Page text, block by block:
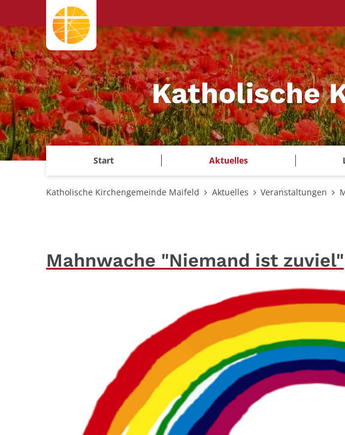
Zum Inhalt springen
Katholische
Start Aktuelles
Katholische Kirchengemeinde Maifeld Aktuelles Veranstaltungen
Mahnwache "Niemand ist zuviel"